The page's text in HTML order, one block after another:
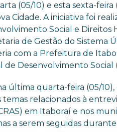
(05/10) e esta sexta-feira
Cidade. A iniciativa foi
Social e Direitos
de Gestão do Sistema
com a Prefeitura de
de Desenvolvimento Social
última quarta-feira (05/10),
relacionados à
em Itaboraí e nos
a serem seguidas